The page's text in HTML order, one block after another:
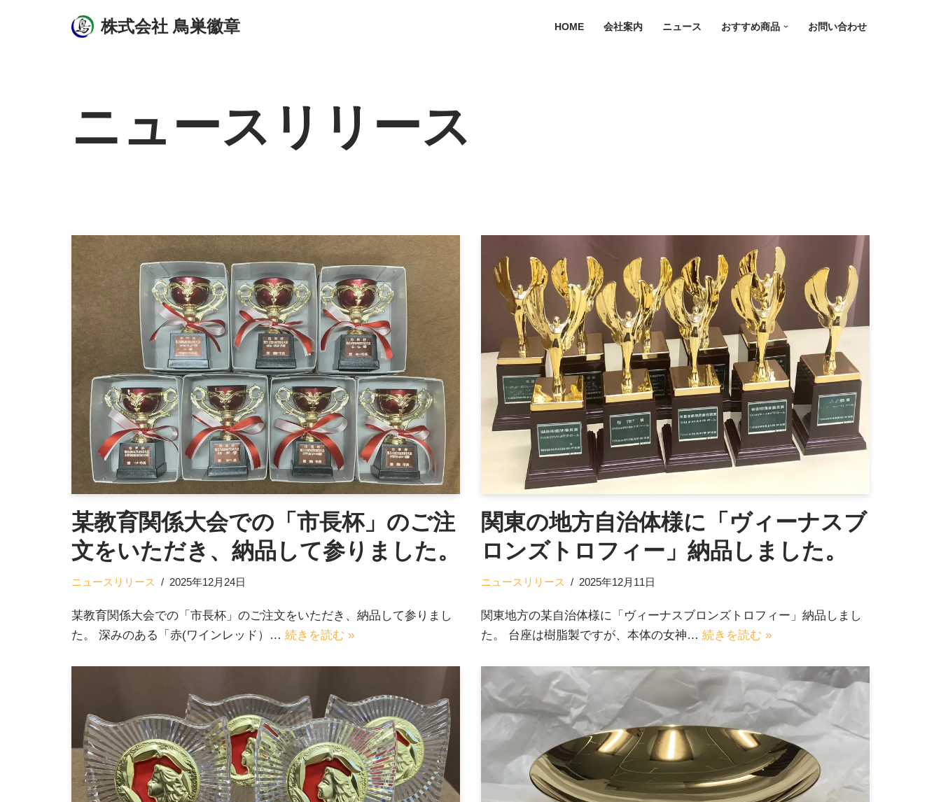
株式会社 鳥巣徽章 HOME 会社案内 ニュース おすすめ商品 お問い合わせ
ニュースリリース
某教育関係大会での「市長杯」のご注
文をいただき、納品して参りました。
ニュースリリース 2025年12月24日
某教育関係大会での「市長杯」のご注文をいただき、納品して参りまし
た。 深みのある「赤(ワインレッド）… 続きを読む »
関東の地方自治体様に「ヴィーナスブ
ロンズトロフィー」納品しました。
ニュースリリース 2025年12月11日
関東地方の某自治体様に「ヴィーナスブロンズトロフィー」納品しまし
た。 台座は樹脂製ですが、本体の女神… 続きを読む »